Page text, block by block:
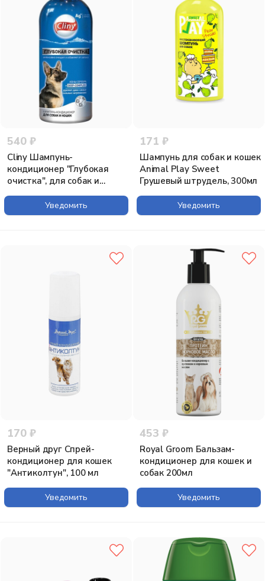
540 ₽
Cliny Шампунь-
кондиционер "Глубокая
очистка", для собак и
кошек, 300 мл
Уведомить
171 ₽
Шампунь для собак и кошек
Animal Play Sweet
Грушевый штрудель, 300мл
Уведомить
170 ₽
Верный друг Спрей-
кондиционер для кошек
"Антиколтун", 100 мл
Уведомить
453 ₽
Royal Groom Бальзам-
кондиционер для кошек и
собак 200мл
Уведомить